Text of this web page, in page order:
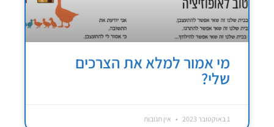
מי אמור למלא את הצרכים
שלי?
1 באוקטובר 2023 אין תגובות